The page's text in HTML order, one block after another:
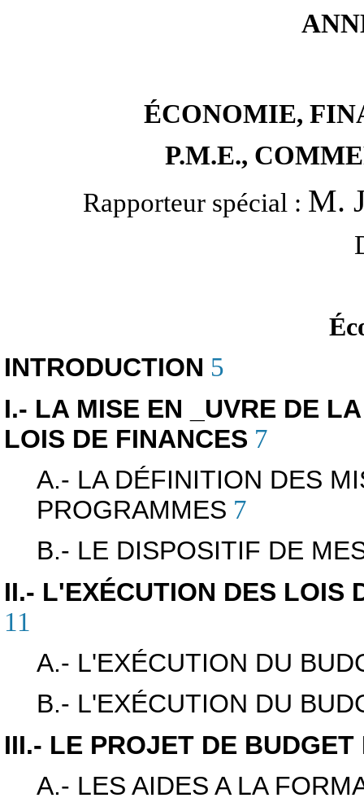
ÉCONOMIE,
P.M.E.,
Rapporteur spécial : M.
INTRODUCTION 5
I.- LA MISE EN _UVRE DE
LOIS DE FINANCES 7
A.- LA DÉFINITION DES
PROGRAMMES 7
B.- LE DISPOSITIF DE
II.- L'EXÉCUTION DES LOIS
11
A.- L'EXÉCUTION DU
B.- L'EXÉCUTION DU
III.- LE PROJET DE BUDGET
A.- LES AIDES A LA